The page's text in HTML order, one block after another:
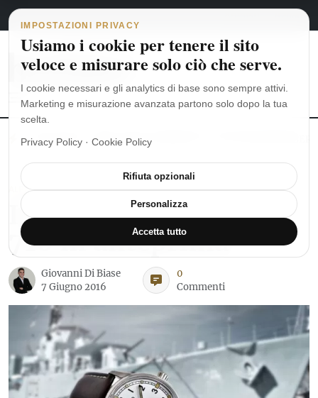
Vai al contenuto
Navigazione principale
5 agosto 2026 italiano
MoonSwatch: dalle origini al MISSION TO THE MOONPHASE
ALPINA
Il nuovo Alpina KM-
710 in anteprima
Giovanni Di Biase
7 Giugno 2016
0
Commenti
IMPOSTAZIONI PRIVACY
Usiamo i cookie per tenere il sito
veloce e misurare solo ciò che serve.
I cookie necessari e gli analytics di base sono sempre attivi.
Marketing e misurazione avanzata partono solo dopo la tua
scelta.
Privacy Policy · Cookie Policy
Rifiuta opzionali
Personalizza
Accetta tutto